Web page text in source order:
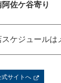
佐ケ谷寄り
ケジュールは
サイトへ